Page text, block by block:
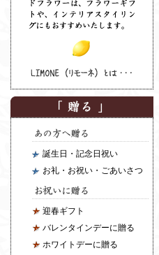
誕生日・記念日祝い
お礼・お祝い・ごあいさつ
迎春ギフト
バレンタインデーに贈る
ホワイトデーに贈る